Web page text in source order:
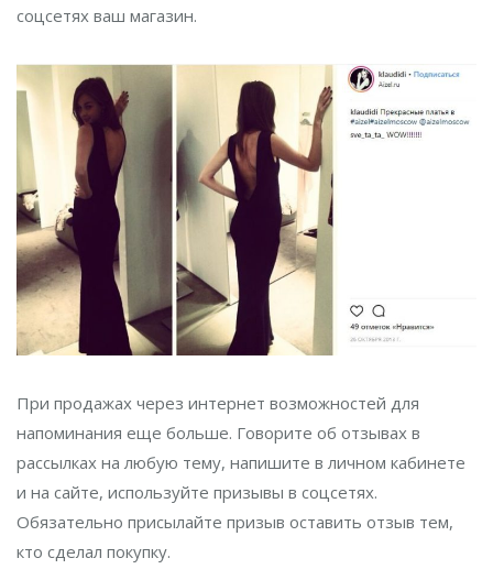
соцсетях ваш магазин.
При продажах через интернет возможностей для
напоминания еще больше. Говорите об отзывах в
рассылках на любую тему, напишите в личном кабинете
и на сайте, используйте призывы в соцсетях.
Обязательно присылайте призыв оставить отзыв тем,
кто сделал покупку.